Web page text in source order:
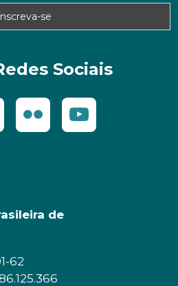
Sociais
de
62